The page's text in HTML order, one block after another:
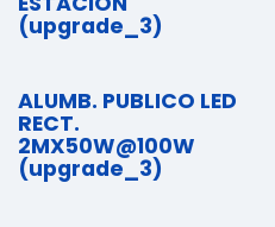
(upgrade_3)
ALUMB. PUBLICO LED
RECT.
2MX50W@100W
(upgrade_3)